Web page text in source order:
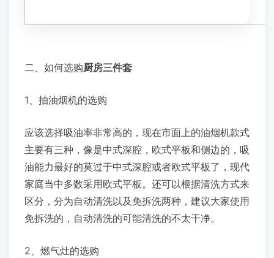
二、如何选购厨房三件套
1、抽油烟机的选购
应该选择吸油率非常高的，现在市面上的油烟机款式
主要有三种，像是中式深腔，欧式平板和侧边的，吸
油能力最好的莫过于中式深腔或者欧式平板了，现代
家庭当中多数采用欧式平板。还可以根据清洗方式来
区分，分为自动清洗以及免拆洗两种，建议大家使用
免拆洗的，自动清洗的可能清洗的不太干净。
2、燃气灶的选购